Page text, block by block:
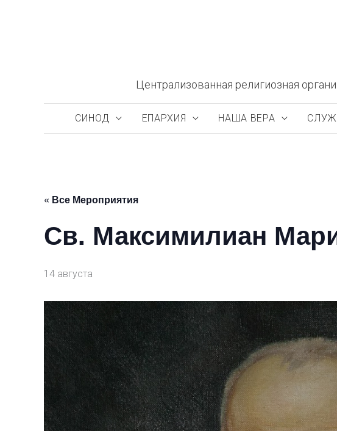
Централизованная религиозная
СИНОД ЕПАРХИЯ НАША ВЕРА
« Все Мероприятия
Св. Максимилиан
14 августа